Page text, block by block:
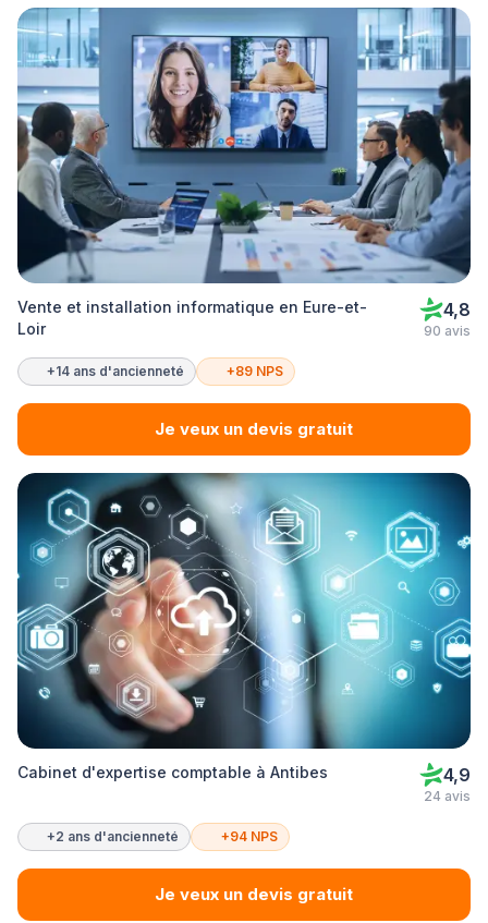
Vente et installation informatique en Eure-et-
Loir
4,8
90 avis
+14 ans d'ancienneté +89 NPS
Je veux un devis gratuit
Cabinet d'expertise comptable à Antibes 4,9
24 avis
+2 ans d'ancienneté +94 NPS
Je veux un devis gratuit